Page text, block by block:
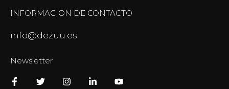
INFORMACION DE CONTACTO
info@dezuu.es
Newsletter